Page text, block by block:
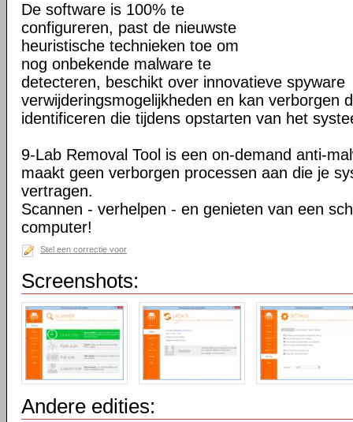
De software is 100% te
configureren, past de nieuwste
heuristische technieken toe om
nog onbekende malware te
detecteren, beschikt over innovatieve spyware
verwijderingsmogelijkheden en kan verborgen
identificeren die tijdens opstarten van het
9-Lab Removal Tool is een on-demand anti-
maakt geen verborgen processen aan die je
vertragen.
Scannen - verhelpen - en genieten van een
computer!
Stel een correctie voor
Screenshots:
Andere edities: